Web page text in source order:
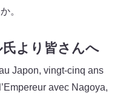
。
より皆さんへ
Japon, vingt-cinq ans
avec Nagoya,